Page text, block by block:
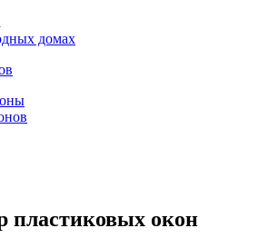
домах
пластиковых окон